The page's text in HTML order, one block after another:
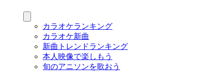
カラオケランキング
カラオケ新曲
新曲トレンドランキング
本人映像で楽しもう
旬のアニソンを歌おう